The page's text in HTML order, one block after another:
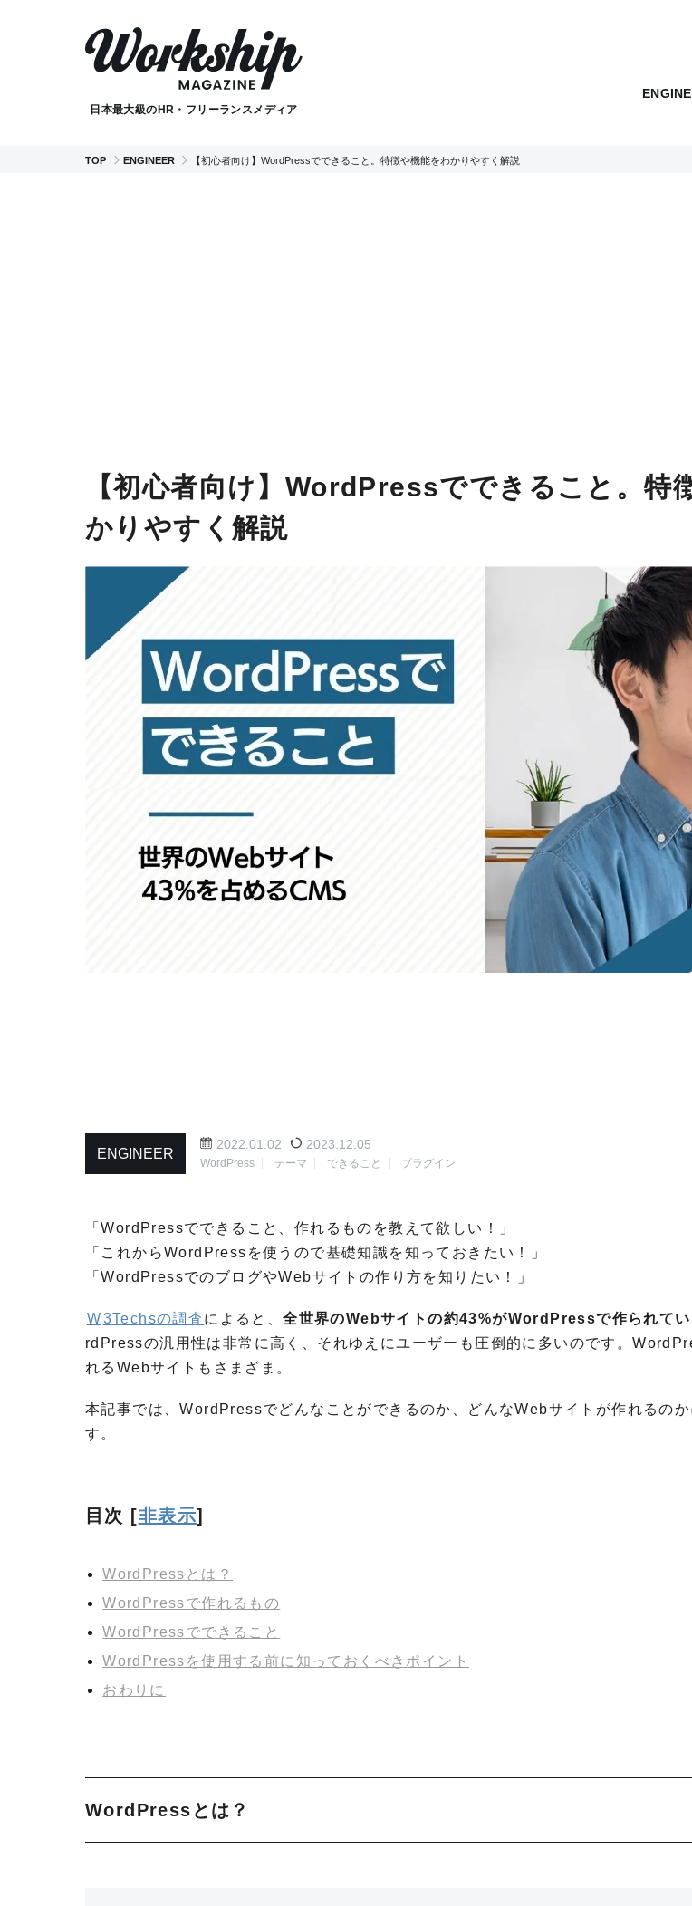
日本最大級のHR・フリーランスメディア
TOP ENGINEER 【初心者向け】WordPressでできること。特徴や機能をわかりやすく解説
【初心者向け】WordPressでできること。特
かりやすく解説
ENGINEER
2022.01.02 2023.12.05
WordPress テーマ できること プラグイン
「WordPressでできること、作れるものを教えて欲しい！」
「これからWordPressを使うので基礎知識を知っておきたい！」
「WordPressでのブログやWebサイトの作り方を知りたい！」
W3Techsの調査によると、全世界のWebサイトの約43%がWordPressで作られてい
rdPressの汎用性は非常に高く、それゆえにユーザーも圧倒的に多いのです。
れるWebサイトもさまざま。
本記事では、WordPressでどんなことができるのか、どんなWebサイトが作れるのか
す。
目次 [非表示]
WordPressとは？
WordPressで作れるもの
WordPressでできること
WordPressを使用する前に知っておくべきポイント
おわりに
WordPressとは？